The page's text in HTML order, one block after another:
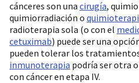
cánceres son una cirugía,
quimiorradiación o
radioterapia sola (o con el
cetuximab) puede ser una
pueden tolerar los
inmunoterapia podría ser otra
con cáncer en etapa IV.